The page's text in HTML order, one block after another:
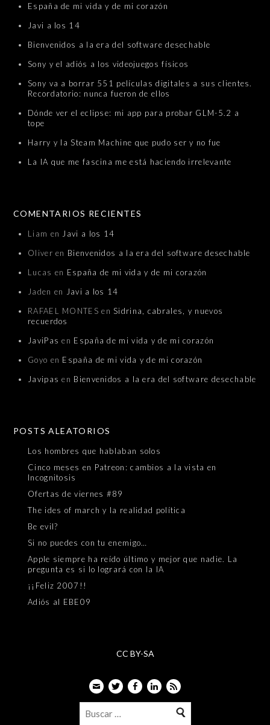
España de mi vida y de mi corazón
Javi a los 14
Bienvenidos a la era del software desechable
Sony y el adiós a los videojuegos físicos
Sony va a borrar 551 películas digitales a sus clientes.
Recordatorio: nunca fueron de ellos
Dónde ver el eclipse: mi app para probar GLM-5.2 a
tope
Harry y la Steam Machine que pudo ser y no fue
La IA que me fascina me está haciendo irrelevante
COMENTARIOS RECIENTES
Liam en Javi a los 14
Oliver en Bienvenidos a la era del software desechable
Lucas en España de mi vida y de mi corazón
Jaden en
Javi a los 14
RAFAEL MONTES enSidrina, cabrales, y nuevos
recuerdos
JaviPas en España de mi vida y de mi corazón
Goyo en España de mi vida y de mi corazón
Javipas en Bienvenidos a la era del software desechable
POSTS ALEATORIOS
Los hombres que hablaban solos
Cinco meses en Patreon: cambios a la vista en
Incognitosis
Ofertas de viernes #89
The ides of march y la realidad política
Be evil?
Si no puedes con tu enemigo…
Apple siempre ha reído último y mejor que nadie. La
pregunta es si lo logrará con la IA
¡¡Feliz 2007!!
Adiós al EBE09
CC BY-SA
EmailTwitterFacebook
LinkedIn
Feed